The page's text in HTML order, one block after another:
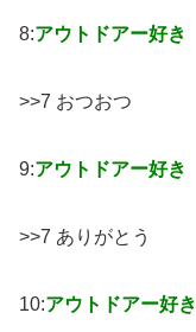
8:アウトドアー好き
>>7 おつおつ
9:アウトドアー好き
>>7 ありがとう
10:アウトドアー好き